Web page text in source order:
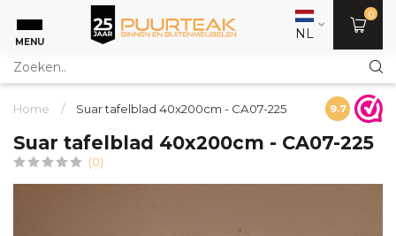
MENU NL
0
Home / Suar tafelblad 40x200cm - CA07-225 9.7
Suar tafelblad 40x200cm - CA07-225
(0)